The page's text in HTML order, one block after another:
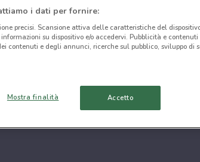
i dati per fornire:
precisi. Scansione attiva delle caratteristiche del
su dispositivo e/o accedervi. Pubblicità e contenuti
contenuti e degli annunci, ricerche sul pubblico, sviluppo di
Mostra finalità Accetto